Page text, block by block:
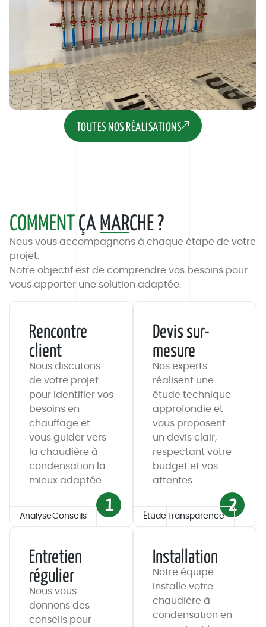
TOUTES NOS RÉALISATIONS
COMMENT ÇA MARCHE ?
Nous vous accompagnons à chaque étape de votre
projet.
Notre objectif est de comprendre vos besoins pour
vous apporter une solution adaptée.
Rencontre
client
Nous discutons
de votre projet
pour identifier vos
besoins en
chauffage et
vous guider vers
la chaudière à
condensation la
mieux adaptée.
1
AnalyseConseils
Devis sur-
mesure
Nos experts
réalisent une
étude technique
approfondie et
vous proposent
un devis clair,
respectant votre
budget et vos
attentes.
2
ÉtudeTransparence
Entretien
régulier
Nous vous
donnons des
conseils pour
Installation
Notre équipe
installe votre
chaudière à
condensation en